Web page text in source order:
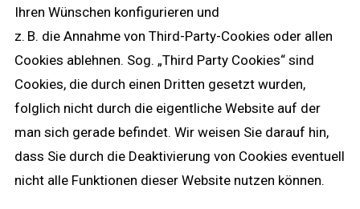
Ihren Wünschen konfigurieren und
z. B. die Annahme von Third-Party-Cookies oder allen
Cookies ablehnen. Sog. „Third Party Cookies“ sind
Cookies, die durch einen Dritten gesetzt wurden,
folglich nicht durch die eigentliche Website auf der
man sich gerade befindet. Wir weisen Sie darauf hin,
dass Sie durch die Deaktivierung von Cookies eventuell
nicht alle Funktionen dieser Website nutzen können.